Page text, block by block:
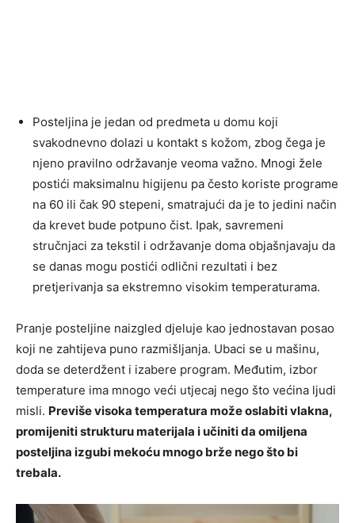
Posteljina je jedan od predmeta u domu koji
svakodnevno dolazi u kontakt s kožom, zbog čega je
njeno pravilno održavanje veoma važno. Mnogi žele
postići maksimalnu higijenu pa često koriste programe
na 60 ili čak 90 stepeni, smatrajući da je to jedini način
da krevet bude potpuno čist. Ipak, savremeni
stručnjaci za tekstil i održavanje doma objašnjavaju da
se danas mogu postići odlični rezultati i bez
pretjerivanja sa ekstremno visokim temperaturama.
Pranje posteljine naizgled djeluje kao jednostavan posao
koji ne zahtijeva puno razmišljanja. Ubaci se u mašinu,
doda se deterdžent i izabere program. Međutim, izbor
temperature ima mnogo veći utjecaj nego što većina ljudi
misli. Previše visoka temperatura može oslabiti vlakna,
promijeniti strukturu materijala i učiniti da omiljena
posteljina izgubi mekoću mnogo brže nego što bi
trebala.